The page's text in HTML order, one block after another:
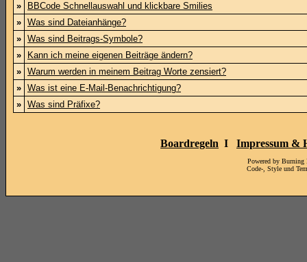
»
BBCode Schnellauswahl und klickbare Smilies
» Was sind Dateianhänge?
» Was sind Beitrags-Symbole?
»
Kann ich meine eigenen Beiträge ändern?
» Warum werden in meinem Beitrag Worte zensiert?
» Was ist eine E-Mail-Benachrichtigung?
» Was sind Präfixe?
Boardregeln I Impressum &
Powered by
Code-, Style und